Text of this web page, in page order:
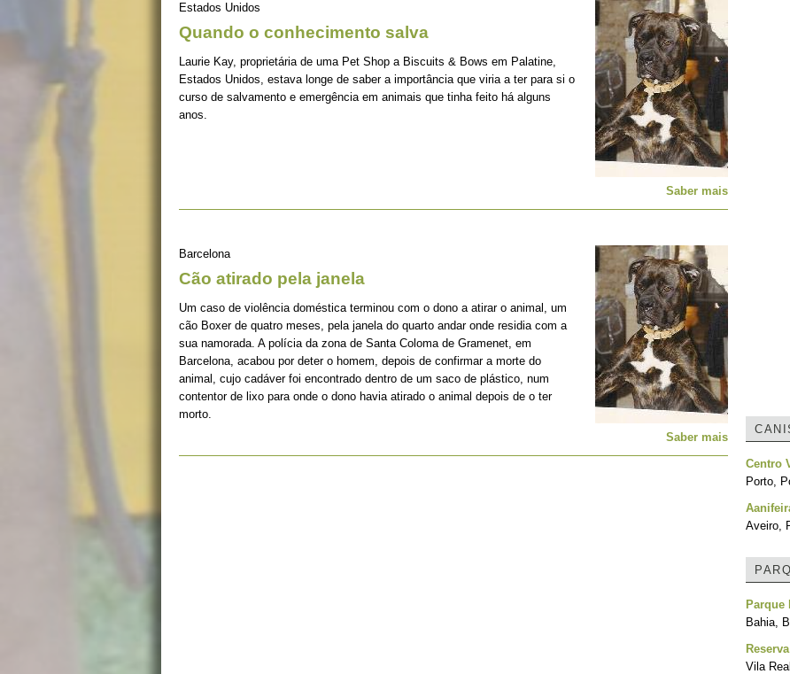
Estados Unidos
Quando o conhecimento salva
Laurie Kay, proprietária de uma Pet Shop a Biscuits & Bows em Palatine,
Estados Unidos, estava longe de saber a importância que viria a ter para si o
curso de salvamento e emergência em animais que tinha feito há alguns
anos.
Saber mais
Barcelona
Cão atirado pela janela
Um caso de violência doméstica terminou com o dono a atirar o animal, um
cão Boxer de quatro meses, pela janela do quarto andar onde residia com a
sua namorada. A polícia da zona de Santa Coloma de Gramenet, em
Barcelona, acabou por deter o homem, depois de confirmar a morte do
animal, cujo cadáver foi encontrado dentro de um saco de plástico, num
contentor de lixo para onde o dono havia atirado o animal depois de o ter
morto.
Saber mais
Centro
Porto,
Aveiro,
Parque
Bahia,
Vila